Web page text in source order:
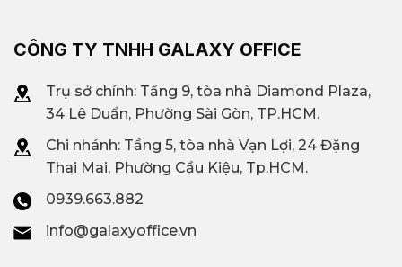
CÔNG TY TNHH GALAXY OFFICE
Trụ sở chính: Tầng 9, tòa nhà Diamond Plaza,
34 Lê Duẩn, Phường Sài Gòn, TP.HCM.
Chi nhánh: Tầng 5, tòa nhà Vạn Lợi, 24 Đặng
Thai Mai, Phường Cầu Kiệu, Tp.HCM.
0939.663.882
info@galaxyoffice.vn